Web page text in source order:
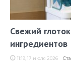
Свежий
ингредиентов
11:19, 17 июля 2026